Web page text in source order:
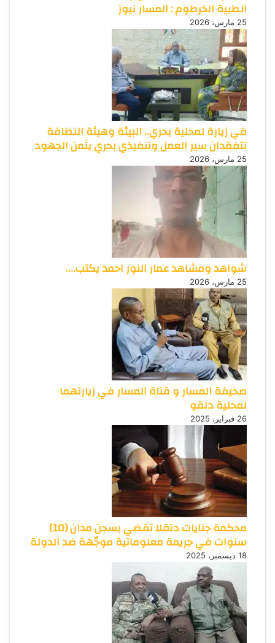
الطبية الخرطوم : المسار نيوز
25 مارس، 2026
في زيارة لمحلية بحري.. البيئة وهيئة النظافة
تتفقدان سير العمل وتنفيذي بحري يثمن الجهود
25 مارس، 2026
شواهد ومشاهد عمار النور احمد يكتب….
25 مارس، 2026
صحيفة المسار و قناة المسار في زيارتهما
لمحلية دلقو
26 فبراير، 2025
محكمة جنايات دنقلا تقضي بسجن مدان (10)
سنوات في جريمة معلوماتية موجّهة ضد الدولة
18 ديسمبر، 2025